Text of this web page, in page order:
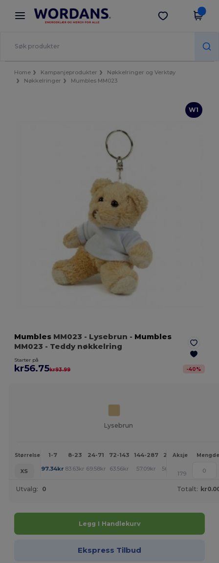
× Wordans-app
Bedre priser i appen!
Last ned app
Home Kampanjeprodukter
Nøkkelringer og Verktøy
Nøkkelringer
Mumbles MM023
W1
Mumbles MM023 - Lysebrun - Mumbles
MM023 - Teddy nøkkelring
Starter på
kr56.75kr93.99 -40%
Lysebrun
Størrelse 1-7 8-23 24-71 72-143 144-287 288 + Mer
Aksje Mengde
XS 97.34kr 83.63kr 69.58kr 63.56kr 57.09kr 56.75
179
Utvalg: 0 Totalt:
Legg I Handlekurv
Ekspress Tilbud